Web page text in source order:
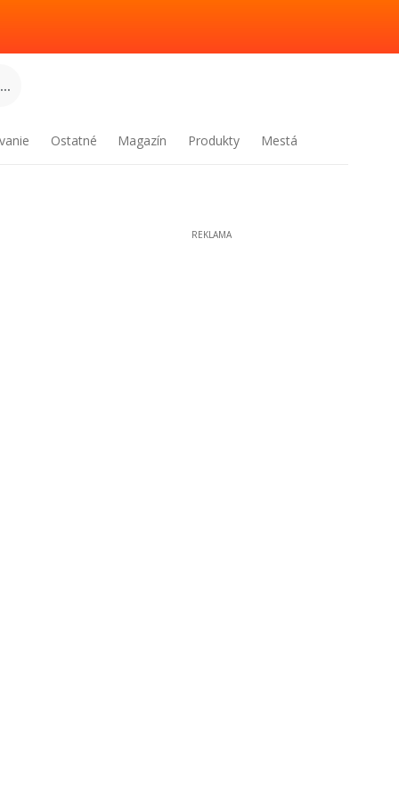
Ostatné Magazín Produkty Mestá
REKLAMA